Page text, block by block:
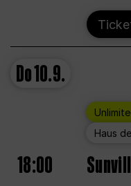
Do10.9.
Haus
18:00